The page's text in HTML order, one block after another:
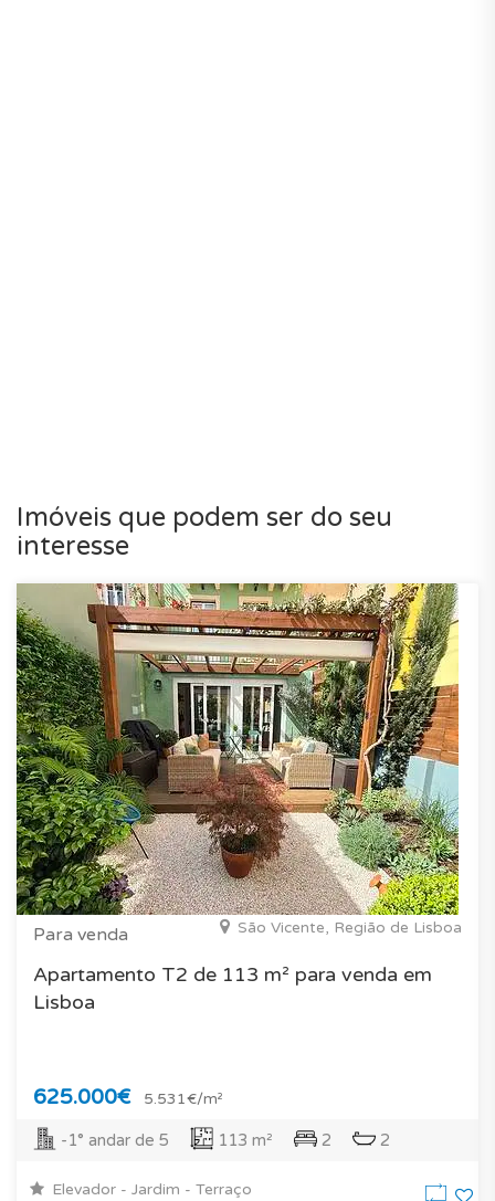
Imóveis que podem ser do seu
interesse
Para venda São Vicente, Região de Lisboa
Apartamento T2 de 113 m² para venda em
Lisboa
625.000€ 5.531€/m²
-1° andar de 5 113 m² 2 2
Elevador - Jardim - Terraço